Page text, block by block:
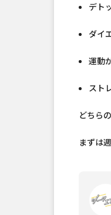
デト
ダイ
運動
スト
どちら
まずは